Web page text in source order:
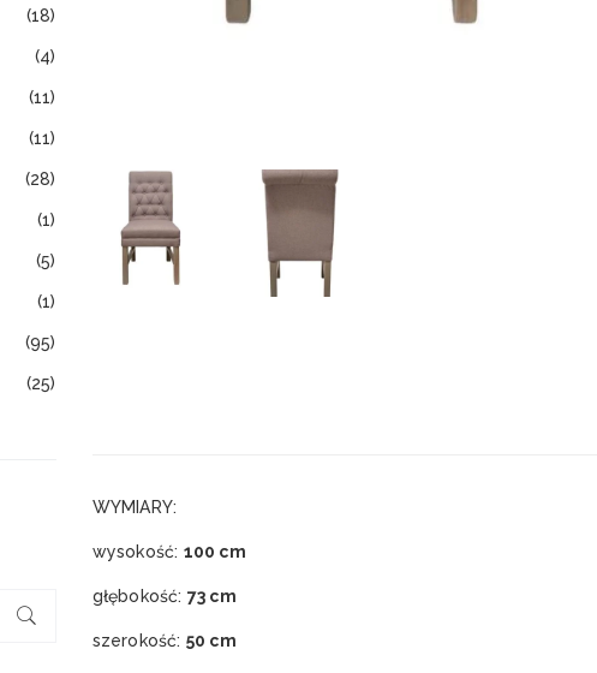
WYMIARY:
wysokość: 100 cm
głębokość: 73 cm
szerokość: 50 cm
(18)
(4)
(11)
(11)
(28)
(1)
(5)
(1)
(95)
(25)